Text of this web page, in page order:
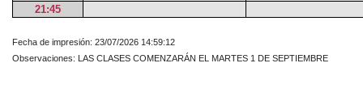
21:45
Fecha de impresión: 23/07/2026 14:59:12
Observaciones: LAS CLASES COMENZARÁN EL MARTES 1 DE SEPTIEMBRE